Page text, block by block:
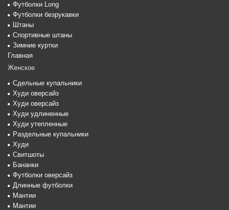
Футболки Long
Футболки безрукавки
Штаны
Спортивные штаны
Зимние куртки
Главная
Женское
Сдельные купальники
Худи оверсайз
Худи оверсайз
Худи удлиненные
Худи утепленные
Раздельные купальники
Худи
Свитшоты
Бананки
Футболки оверсайз
Длинные футболки
Мантии
Мантии